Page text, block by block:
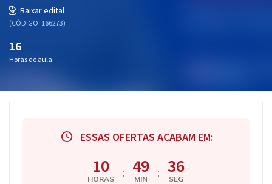
Blog
Aprovados
Baixar edital
(CÓDIGO: 166273)
16
Horas de aula
ESSAS OFERTAS ACABAM EM:
10
HORAS : 49
MIN : 35
SEG